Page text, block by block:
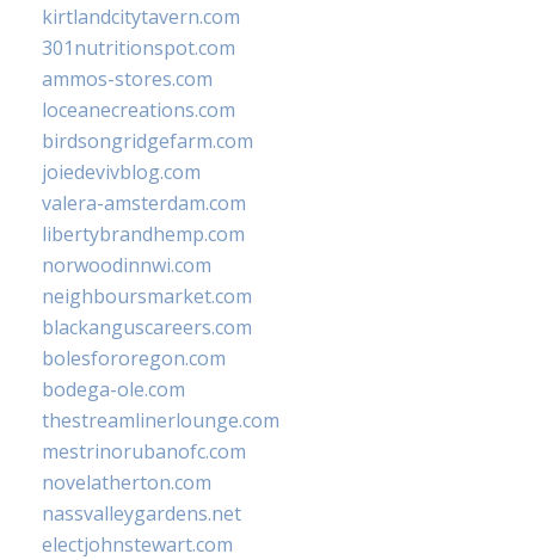
kirtlandcitytavern.com
301nutritionspot.com
ammos-stores.com
loceanecreations.com
birdsongridgefarm.com
joiedevivblog.com
valera-amsterdam.com
libertybrandhemp.com
norwoodinnwi.com
neighboursmarket.com
blackanguscareers.com
bolesfororegon.com
bodega-ole.com
thestreamlinerlounge.com
mestrinorubanofc.com
novelatherton.com
nassvalleygardens.net
electjohnstewart.com